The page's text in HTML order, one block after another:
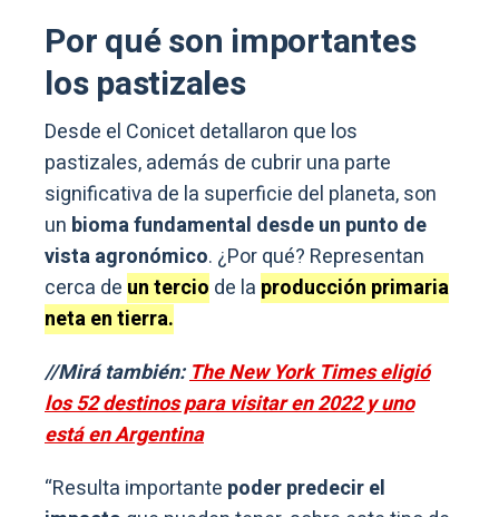
Por qué son importantes
los pastizales
Desde el Conicet detallaron que los
pastizales, además de cubrir una parte
significativa de la superficie del planeta, son
un bioma fundamental desde un punto de
vista agronómico. ¿Por qué? Representan
cerca de un tercio de la producción primaria
neta en tierra.
//Mirá también:The New York Times eligió
los 52 destinos para visitar en 2022 y uno
está en Argentina
“Resulta importante poder predecir el